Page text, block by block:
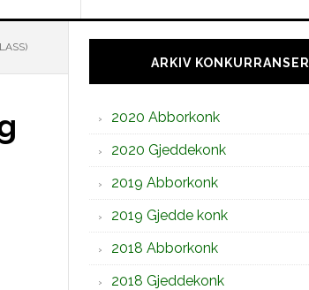
Hoved
sidebarARKIV KONKURRANSER
2020 Abborkonk
2020 Gjeddekonk
2019 Abborkonk
2019 Gjedde konk
2018 Abborkonk
2018 Gjeddekonk